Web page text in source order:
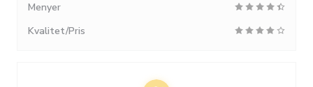
Menyer
Kvalitet/Pris